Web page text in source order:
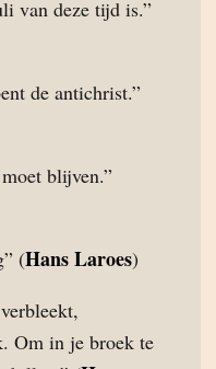
van deze tijd is.”
de antichrist.”
blijven.”
(Hans Laroes)
Om in je broek te